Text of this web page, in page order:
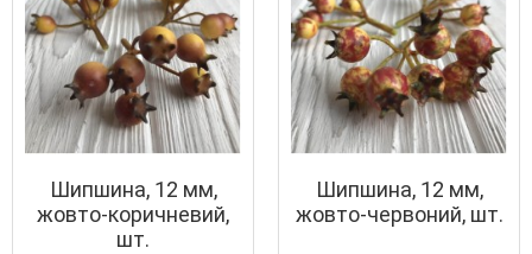
Шипшина, 12 мм,
жовто-коричневий,
шт.
Шипшина, 12 мм,
жовто-червоний, шт.